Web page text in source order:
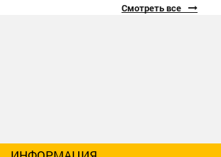
Смотреть все